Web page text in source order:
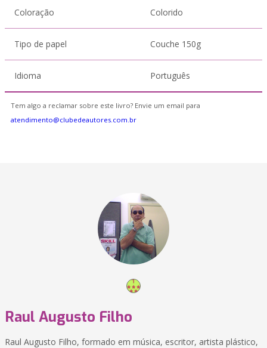
Coloração Colorido
Tipo de papel Couche 150g
Idioma Português
Tem algo a reclamar sobre este livro? Envie um email para
atendimento@clubedeautores.com.br
Raul Augusto Filho
Raul Augusto Filho, formado em música, escritor, artista plástico,